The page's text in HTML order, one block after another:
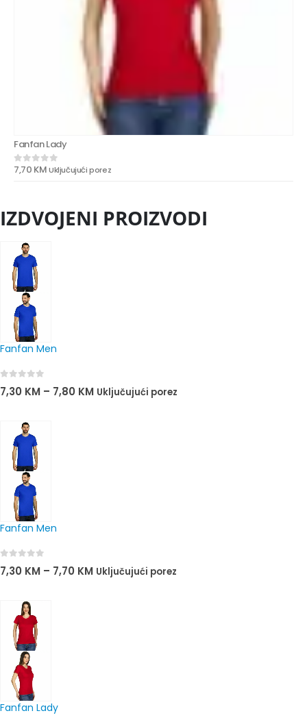
Fanfan Lady
0 out of 5
7,70 KMUključujući porez
IZDVOJENI PROIZVODI
Fanfan Men
7,30 KM – 7,80 KM Uključujući porez
Fanfan Men
7,30 KM – 7,70 KM Uključujući porez
Fanfan Lady